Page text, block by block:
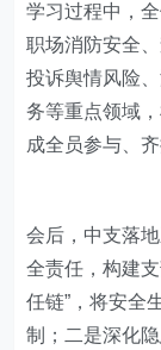
学习过程中，
职场消防安全
投诉舆情风险
务等重点领域
成全员参与、
会后，中支落
全责任，构建
任链”，将安全
制；二是深化